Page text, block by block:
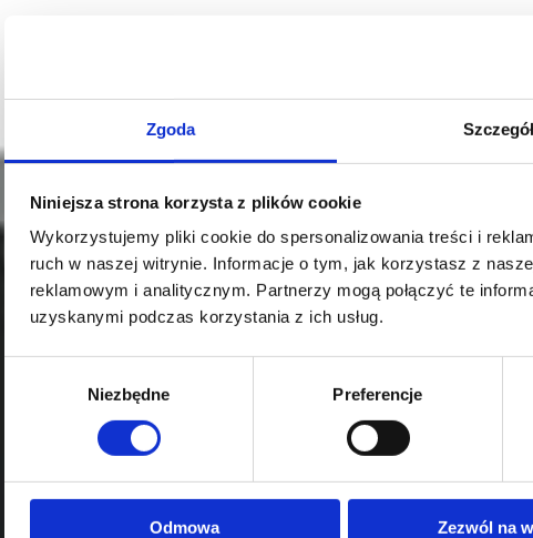
Zgoda
Niniejsza strona korzysta z plików cookie
Wykorzystujemy pliki cookie do spersonalizowania treści i
ruch w naszej witrynie. Informacje o tym, jak korzystasz z
reklamowym i analitycznym. Partnerzy mogą połączyć te
uzyskanymi podczas korzystania z ich usług.
Niezbędne Preferencje
Odmowa Zezwól na